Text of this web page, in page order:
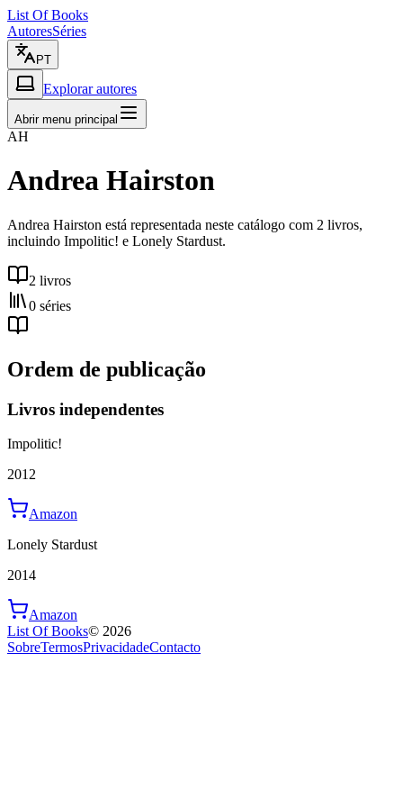
List Of Books
AutoresSéries
PT
Explorar autores
Abrir menu principal
AH
Andrea Hairston
Andrea Hairston está representada neste catálogo com 2 livros,
incluindo Impolitic! e Lonely Stardust.
2 livros
0 séries
Ordem de publicação
Livros independentes
Impolitic!
2012
Amazon
Lonely Stardust
2014
Amazon
List Of Books© 2026
SobreTermosPrivacidadeContacto